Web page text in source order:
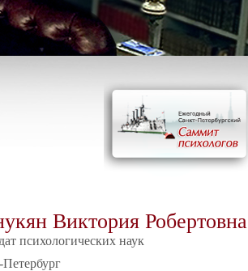
Виктория Робертовна
психологических наук